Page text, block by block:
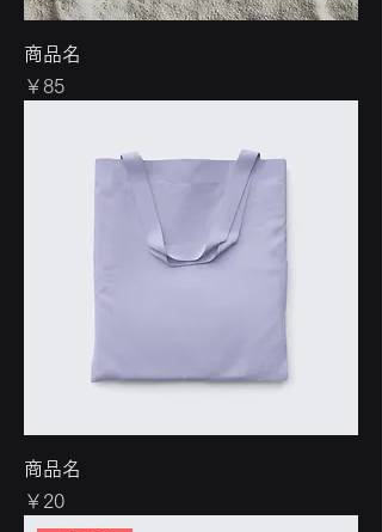
商品名
価格
￥85
商品名
価格
￥20